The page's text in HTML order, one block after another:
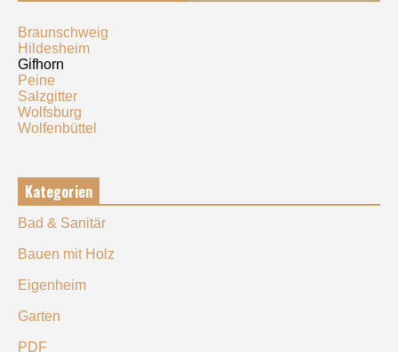
Braunschweig
Hildesheim
Gifhorn
Peine
Salzgitter
Wolfsburg
Wolfenbüttel
Kategorien
Bad & Sanitär
Bauen mit Holz
Eigenheim
Garten
PDF